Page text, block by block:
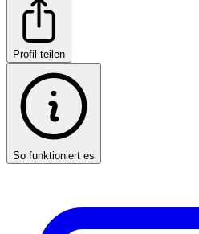
Profil teilen
So funktioniert es